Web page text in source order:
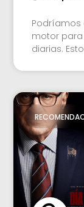
Podríamos
motor
diarias.